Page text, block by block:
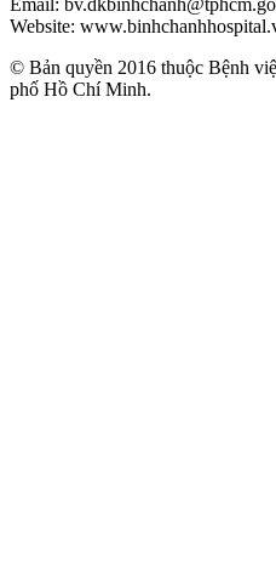
Email:
Website:
© Bản quyền 2016 thuộc Bệnh
phố Hồ Chí Minh.